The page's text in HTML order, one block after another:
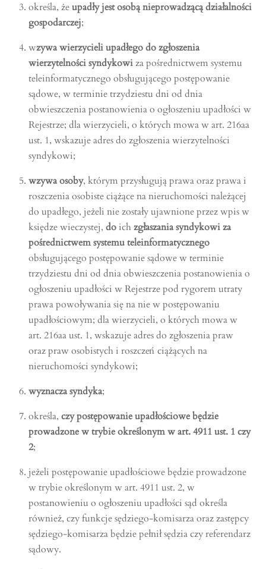
określa, żeupadły jest osobą nieprowadzącą działalności
gospodarczej;
wzywa wierzycieli upadłego do zgłoszenia
wierzytelności syndykowiza pośrednictwem systemu
teleinformatycznego obsługującego postępowanie
sądowe, w terminie trzydziestu dni od dnia
obwieszczenia postanowienia o ogłoszeniu upadłości w
Rejestrze; dla wierzycieli, o których mowa w art. 216aa
ust. 1, wskazuje adres do zgłoszenia wierzytelności
syndykowi;
wzywa osoby, którym przysługują prawa oraz prawa i
roszczenia osobiste ciążące na nieruchomości należącej
do upadłego, jeżeli nie zostały ujawnione przez wpis w
księdze wieczystej, do ich zgłaszania syndykowi za
pośrednictwem systemu teleinformatycznego
obsługującego postępowanie sądowe w terminie
trzydziestu dni od dnia obwieszczenia postanowienia o
ogłoszeniu upadłości w Rejestrze pod rygorem utraty
prawa powoływania się na nie w postępowaniu
upadłościowym; dla wierzycieli, o których mowa w
art. 216aa ust. 1, wskazuje adres do zgłoszenia praw
oraz praw osobistych i roszczeń ciążących na
nieruchomości syndykowi;
wyznacza syndyka;
określa, czy postępowanie upadłościowe będzie
prowadzone w trybie określonym w art. 4911 ust. 1 czy
2;
jeżeli postępowanie upadłościowe będzie prowadzone
w trybie określonym w art. 4911 ust. 2, w
postanowieniu o ogłoszeniu upadłości sąd określa
również, czy funkcje sędziego-komisarza oraz zastępcy
sędziego-komisarza będzie pełnił sędzia czy referendarz
sądowy.